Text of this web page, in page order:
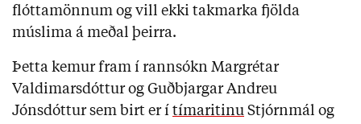
flóttamönnum og vill ekki takmarka fjölda
múslima á meðal þeirra.
Þetta kemur fram í rannsókn Margrétar
Valdimarsdóttur og Guðbjargar Andreu
Jónsdóttur sem birt er í tímaritinu Stjórnmál og